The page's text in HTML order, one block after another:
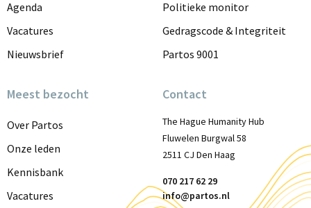
Agenda
Vacatures
Nieuwsbrief
Politieke monitor
Gedragscode & Integriteit
Partos 9001
Meest bezocht
Over Partos
Onze leden
Kennisbank
Vacatures
Contact
The Hague Humanity Hub
Fluwelen Burgwal 58
2511 CJ Den Haag
070 217 62 29
info@partos.nl